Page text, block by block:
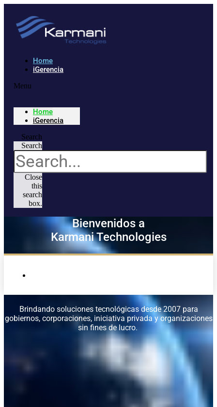
Home
iGerencia
Menu
Home
iGerencia
Search
Search
Close
this
search
box.
Bienvenidos a
Karmani Technologies
Brindando soluciones tecnológicas desde 2007 para
gobiernos, corporaciones, iniciativa privada y organizaciones
sin fines de lucro.